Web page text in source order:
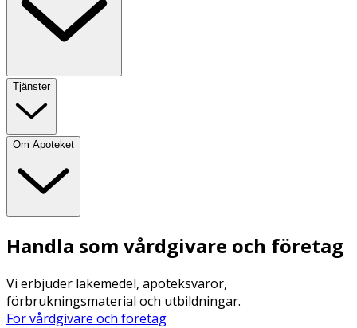
Tjänster
Om Apoteket
Handla som vårdgivare och företag
Vi erbjuder läkemedel, apoteksvaror,
förbrukningsmaterial och utbildningar.
För vårdgivare och företag